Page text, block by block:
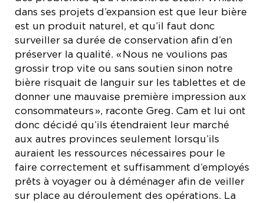
dans ses projets d’expansion est que leur bière
est un produit naturel, et qu’il faut donc
surveiller sa durée de conservation afin d’en
préserver la qualité. « Nous ne voulions pas
grossir trop vite ou sans soutien sinon notre
bière risquait de languir sur les tablettes et de
donner une mauvaise première impression aux
consommateurs », raconte Greg. Cam et lui ont
donc décidé qu’ils étendraient leur marché
aux autres provinces seulement lorsqu’ils
auraient les ressources nécessaires pour le
faire correctement et suffisamment d’employés
prêts à voyager ou à déménager afin de veiller
sur place au déroulement des opérations. La